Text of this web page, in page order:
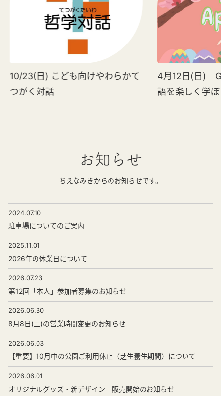
10/23(日) こども向けやわらかて
つがく対話
4月12日(日)
語を楽しく学
お知らせ
ちえなみきからのお知らせです。
2024.07.10
駐車場についてのご案内
2025.11.01
2026年の休業日について
2026.07.23
第12回「本人」参加者募集のお知らせ
2026.06.30
8月8日(土)の営業時間変更のお知らせ
2026.06.03
【重要】10月中の公園ご利用休止（芝生養生期間）について
2026.06.01
オリジナルグッズ・新デザイン 販売開始のお知らせ